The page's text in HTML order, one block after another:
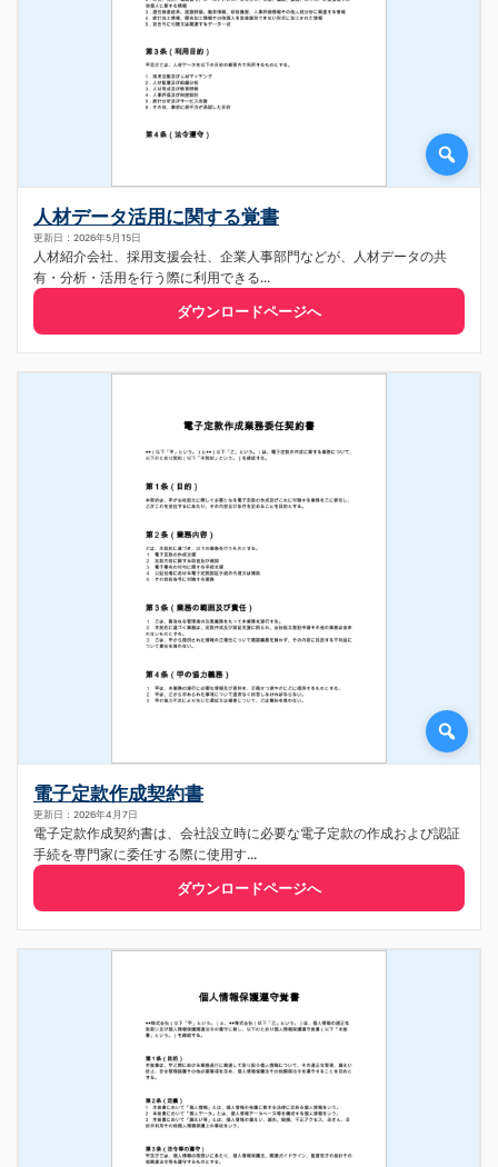
人材データ活用に関する覚書
更新日：2026年5月15日
人材紹介会社、採用支援会社、企業人事部門などが、人材データの共
有・分析・活用を行う際に利用できる...
ダウンロードページへ
電子定款作成契約書
更新日：2026年4月7日
電子定款作成契約書は、会社設立時に必要な電子定款の作成および認証
手続を専門家に委任する際に使用す...
ダウンロードページへ